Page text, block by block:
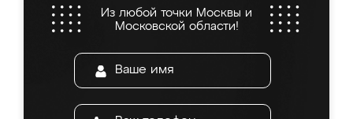
Из любой точки Москвы и
Московской области!